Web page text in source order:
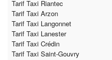
Tarif Taxi Riantec
Tarif Taxi Arzon
Tarif Taxi Langonnet
Tarif Taxi Lanester
Tarif Taxi Crédin
Tarif Taxi Saint-Gouvry